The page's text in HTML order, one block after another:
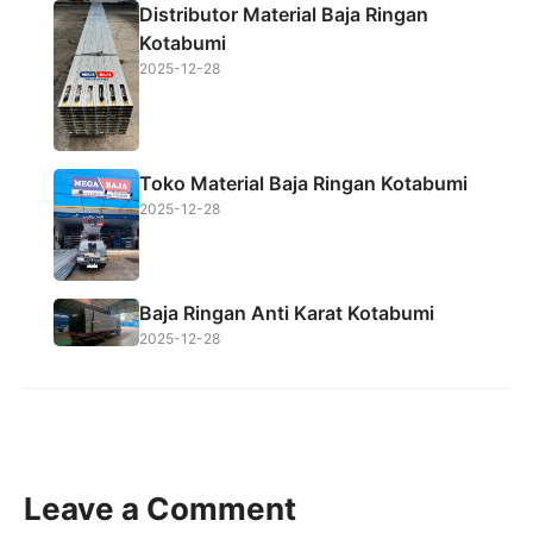
Distributor Material Baja Ringan
Kotabumi
2025-12-28
Toko Material Baja Ringan Kotabumi
2025-12-28
Baja Ringan Anti Karat Kotabumi
2025-12-28
Leave a Comment